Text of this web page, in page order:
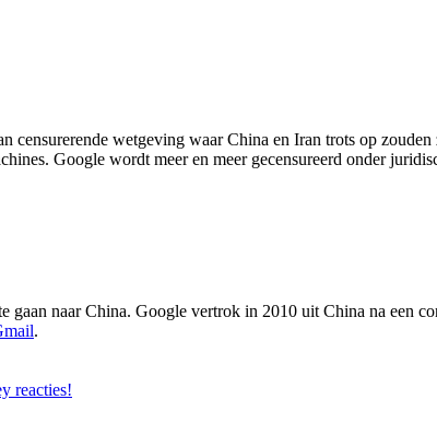
censurerende wetgeving waar China en Iran trots op
Google wordt meer en meer gecensureerd onder
naar China. Google vertrok in 2010 uit China na een
.
reacties!